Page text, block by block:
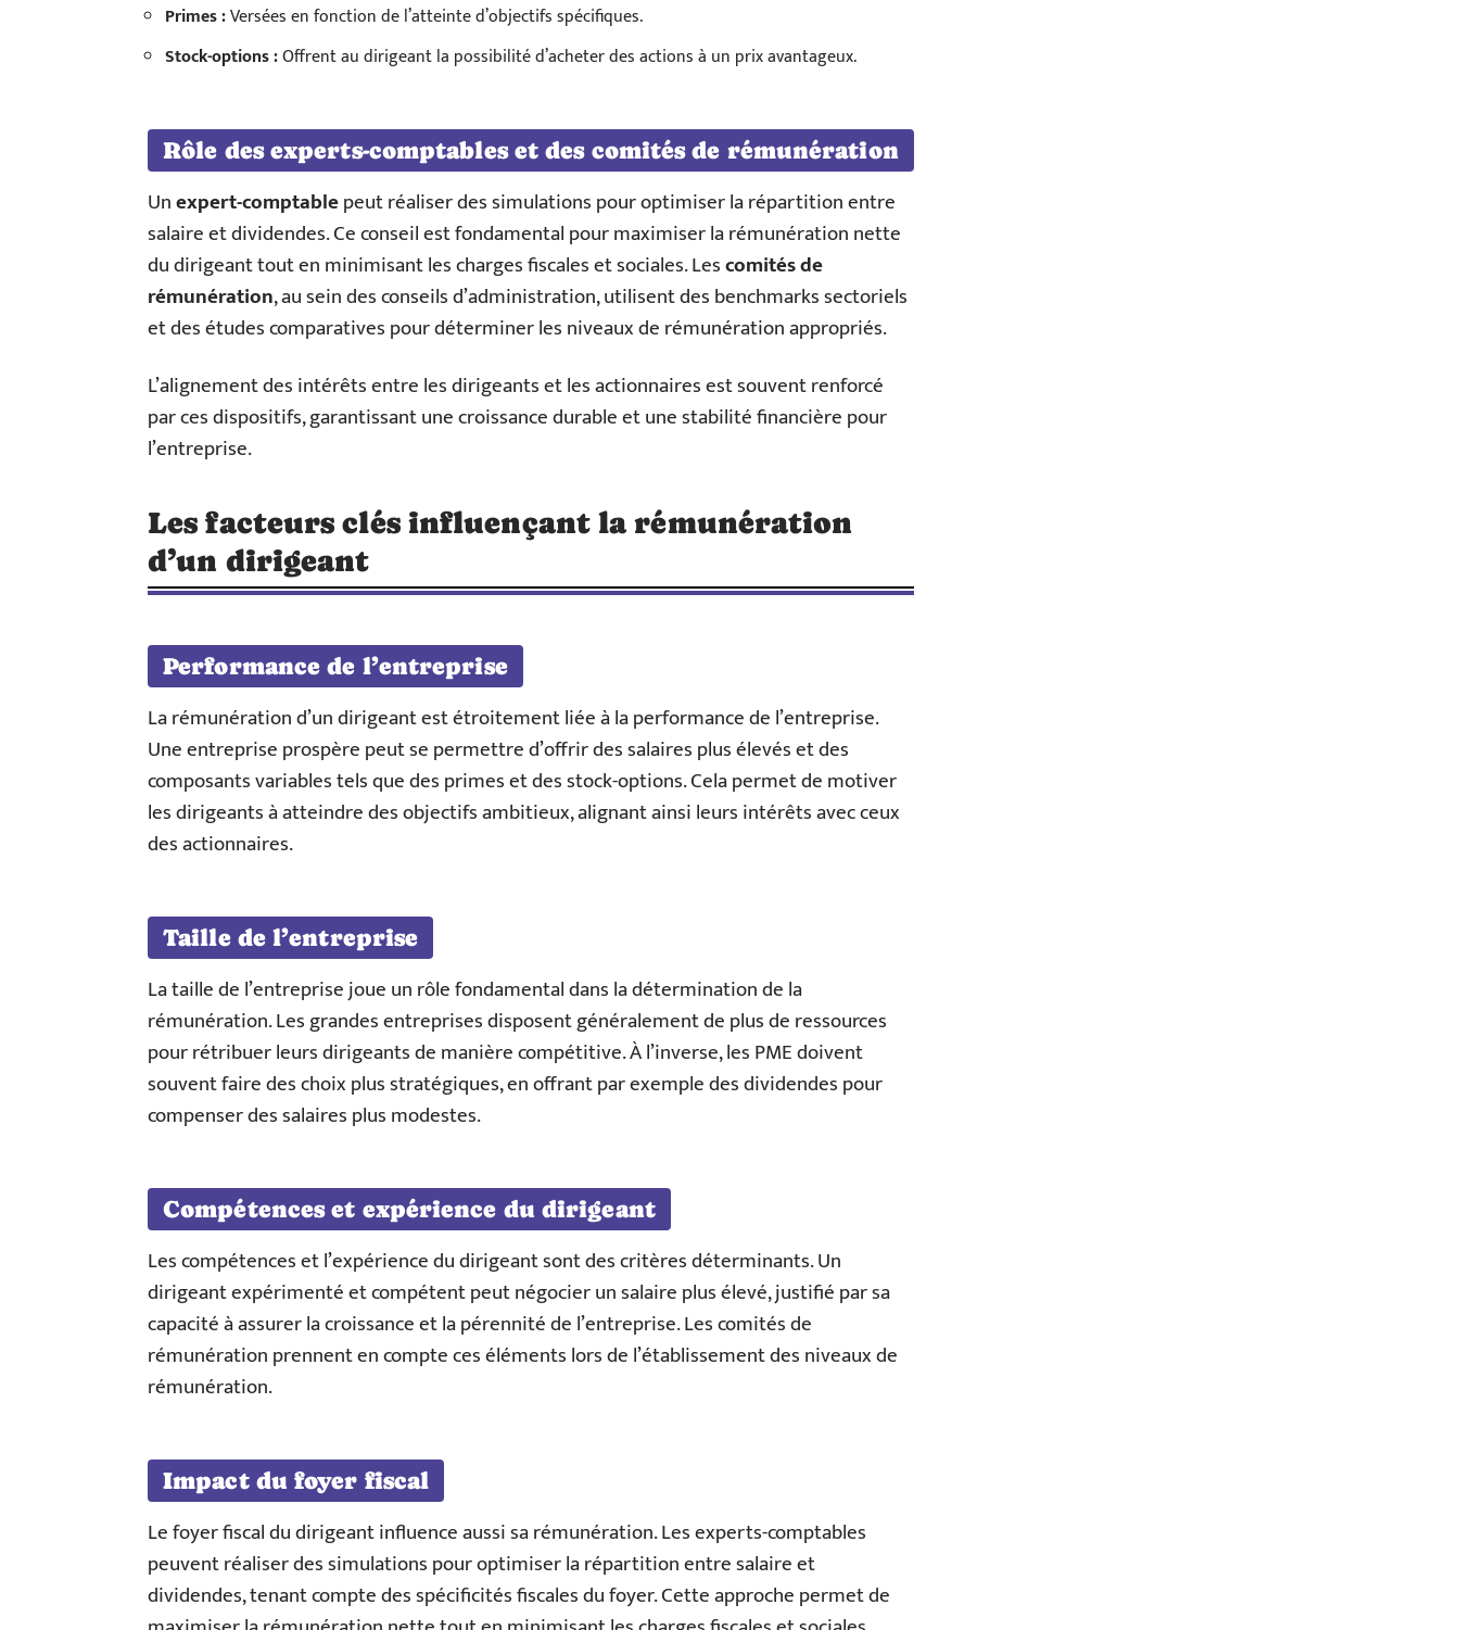
Primes :Versées en fonction de l’atteinte d’objectifs spécifiques.
Stock-options :Offrent au dirigeant la possibilité d’acheter des actions à un prix avantageux.
Rôle des experts-comptables et des comités de rémunération
Unexpert-comptablepeut réaliser des simulations pour optimiser la répartition entre
salaire et dividendes. Ce conseil est fondamental pour maximiser la rémunération nette
du dirigeant tout en minimisant les charges fiscales et sociales. Lescomités de
rémunération, au sein des conseils d’administration, utilisent des benchmarks sectoriels
et des études comparatives pour déterminer les niveaux de rémunération appropriés.
L’alignement des intérêts entre les dirigeants et les actionnaires est souvent renforcé
par ces dispositifs, garantissant une croissance durable et une stabilité financière pour
l’entreprise.
Les facteurs clés influençant la rémunération
d’un dirigeant
Performance de l’entreprise
La rémunération d’un dirigeant est étroitement liée à la performance de l’entreprise.
Une entreprise prospère peut se permettre d’offrir des salaires plus élevés et des
composants variables tels que des primes et des stock-options. Cela permet de motiver
les dirigeants à atteindre des objectifs ambitieux, alignant ainsi leurs intérêts avec ceux
des actionnaires.
Taille de l’entreprise
La taille de l’entreprise joue un rôle fondamental dans la détermination de la
rémunération. Les grandes entreprises disposent généralement de plus de ressources
pour rétribuer leurs dirigeants de manière compétitive. À l’inverse, les PME doivent
souvent faire des choix plus stratégiques, en offrant par exemple des dividendes pour
compenser des salaires plus modestes.
Compétences et expérience du dirigeant
Les compétences et l’expérience du dirigeant sont des critères déterminants. Un
dirigeant expérimenté et compétent peut négocier un salaire plus élevé, justifié par sa
capacité à assurer la croissance et la pérennité de l’entreprise. Les comités de
rémunération prennent en compte ces éléments lors de l’établissement des niveaux de
rémunération.
Impact du foyer fiscal
Le foyer fiscal du dirigeant influence aussi sa rémunération. Les experts-comptables
peuvent réaliser des simulations pour optimiser la répartition entre salaire et
dividendes, tenant compte des spécificités fiscales du foyer. Cette approche permet de